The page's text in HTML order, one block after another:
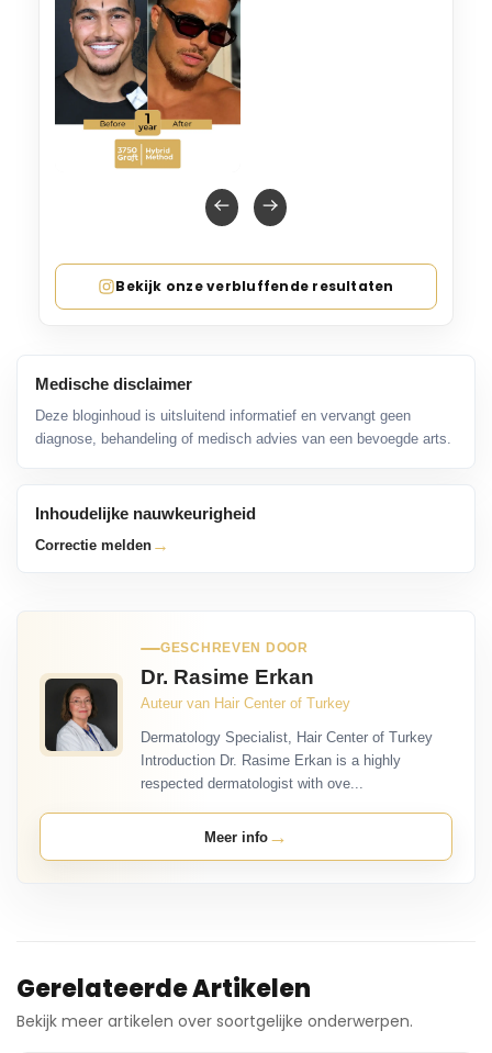
Bekijk onze verbluffende resultaten
Medische disclaimer
Deze bloginhoud is uitsluitend informatief en vervangt geen
diagnose, behandeling of medisch advies van een bevoegde arts.
Inhoudelijke nauwkeurigheid
Correctie melden →
GESCHREVEN DOOR
Dr. Rasime Erkan
Auteur van Hair Center of Turkey
Dermatology Specialist, Hair Center of Turkey
Introduction Dr. Rasime Erkan is a highly
respected dermatologist with ove...
Meer info →
Gerelateerde Artikelen
Bekijk meer artikelen over soortgelijke onderwerpen.